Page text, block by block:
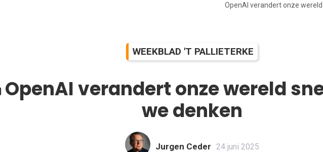
OpenAI verandert onze
WEEKBLAD 'T PALLIETERKE
OpenAI verandert onze wereld
we denken
Jurgen Ceder 24 juni 2025